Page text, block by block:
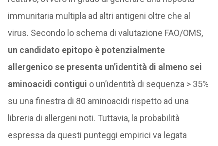
immunitaria multipla ad altri antigeni oltre che al
virus. Secondo lo schema di valutazione FAO/OMS,
un candidato epitopo è potenzialmente
allergenico se presenta un’identità di almeno sei
aminoacidi contigui o un’identità di sequenza > 35%
su una finestra di 80 aminoacidi rispetto ad una
libreria di allergeni noti. Tuttavia, la probabilità
espressa da questi punteggi empirici va legata